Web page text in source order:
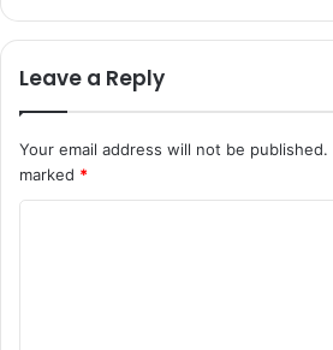
Leave a Reply
Your email address will not be published.
marked *